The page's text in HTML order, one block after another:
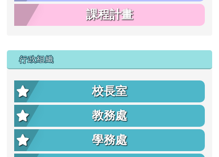
課程計畫
行政組織
校長室
教務處
學務處